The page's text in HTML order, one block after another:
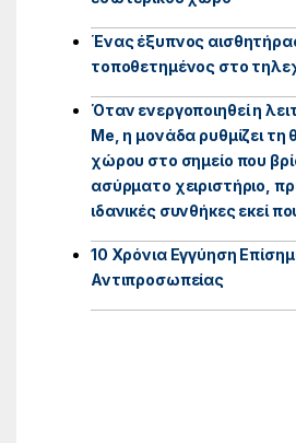
Ένας έξυπνος
τοποθετημένος στο
Όταν ενεργοποιηθεί η
Me, η μονάδα ρυθμίζει τη
χώρου στο σημείο που
ασύρματο χειριστήριο,
ιδανικές συνθήκες εκεί
10 Χρόνια Εγγύηση
Αντιπροσωπείας